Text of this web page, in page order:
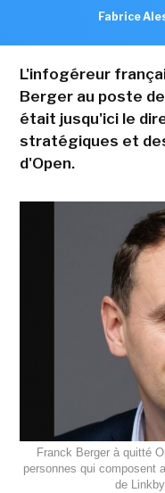
Fabrice
L'infogéreur
Berger au poste
était jusqu'ici le
stratégiques et
d'Open.
Franck Berger à quitté
personnes qui composent
de